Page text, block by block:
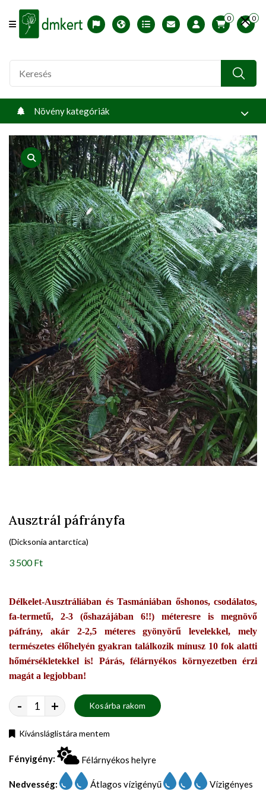
Offcanvas Menu Open
English version
Télállósági zónák
Nyomtatható ABC árjegyzék
Profilom
0 0
Növény kategóriák
product view
Ausztrál páfrányfa
(Dicksonia antarctica)
3 500 Ft
Délkelet-Ausztráliában és Tasmániában őshonos, csodálatos,
fa-termetű, 2-3 (őshazájában 6!!) méteresre is megnövő
páfrány, akár 2-2,5 méteres gyönyörű levelekkel, mely
természetes élőhelyén gyakran találkozik mínusz 10 fok alatti
hőmérsékletekkel is! Párás, félárnyékos környezetben érzi
magát a legjobban!
- + Kosárba rakom
Kívánsláglistára mentem
Fényigény: Félárnyékos helyre
Nedvesség: Átlagos vízigényű
Vízigényes